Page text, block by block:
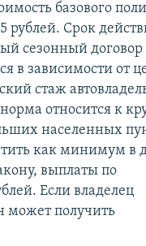
базового
рублей. Срок
сезонный договор
в зависимости от
стаж
относится к
населенных
как минимум в
выплаты по
Если владелец
может получить